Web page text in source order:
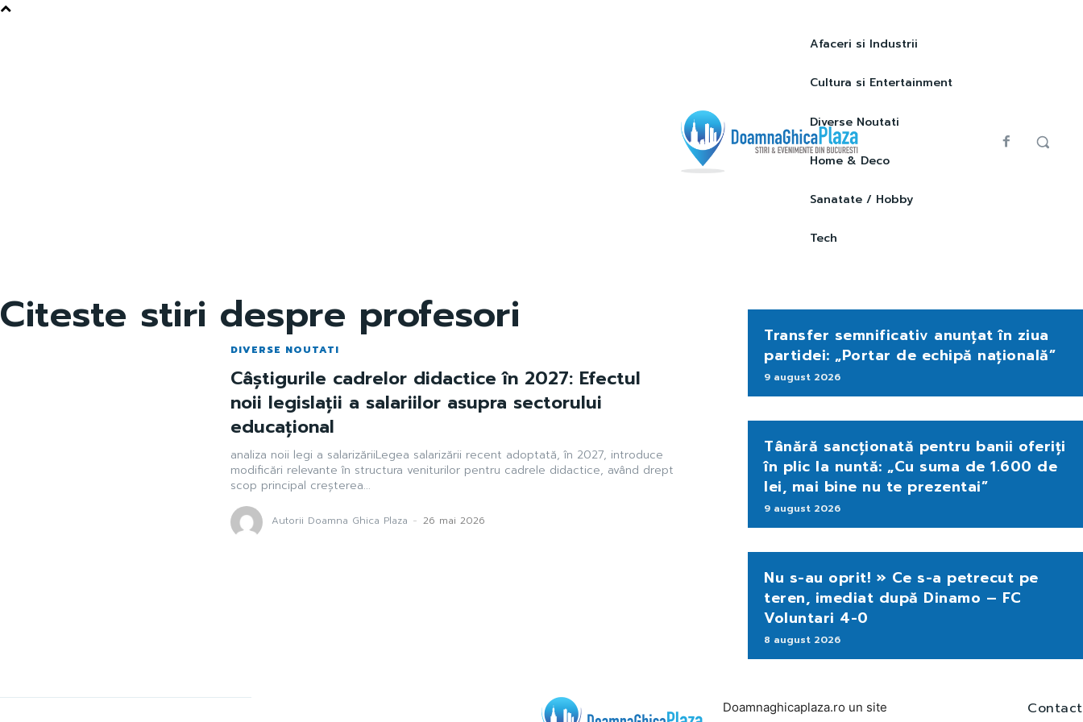
Afaceri si Industrii
Cultura si Entertainment
Diverse Noutati
Home & Deco
Sanatate / Hobby
Tech
Citeste stiri despre profesori
DIVERSE NOUTATI
Câștigurile cadrelor didactice în 2027: Efectul
noii legislații a salariilor asupra sectorului
educațional
analiza noii legi a salarizăriiLegea salarizării recent adoptată, în 2027, introduce
modificări relevante în structura veniturilor pentru cadrele didactice, având drept
scop principal creșterea...
Autorii Doamna Ghica Plaza - 26 mai 2026
Transfer semnificativ anunțat în ziua
partidei: „Portar de echipă națională”
9 august 2026
Tânără sancționată pentru banii oferiți
în plic la nuntă: „Cu suma de 1.600 de
lei, mai bine nu te prezentai”
9 august 2026
Nu s-au oprit! » Ce s-a petrecut pe
teren, imediat după Dinamo – FC
Voluntari 4-0
8 august 2026
Doamnaghicaplaza.ro un site
Contact